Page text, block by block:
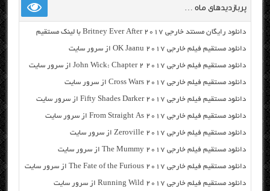
پربازدیدهای ماه …
دانلود رایگان مسنتد خارجی Britney Ever After 2017 با لینک مستقیم
دانلود مستقیم فیلم خارجی OK Jaanu 2017 از سرور سایت
دانلود مستقیم فیلم خارجی John Wick: Chapter 2 2017 از سرور سایت
دانلود مستقیم فیلم خارجی Cross Wars 2017 از سرور سایت
دانلود مستقیم فیلم خارجی Fifty Shades Darker 2017 از سرور سایت
دانلود مستقیم فیلم خارجی From Straight As 2017 از سرور سایت
دانلود مستقیم فیلم خارجی Zeroville 2017 از سرور سایت
دانلود مستقیم فیلم خارجی The Mummy 2017 از سرور سایت
دانلود مستقیم فیلم خارجی The Fate of the Furious 2017 از سرور سایت
دانلود مستقیم فیلم خارجی Running Wild 2017 از سرور سایت